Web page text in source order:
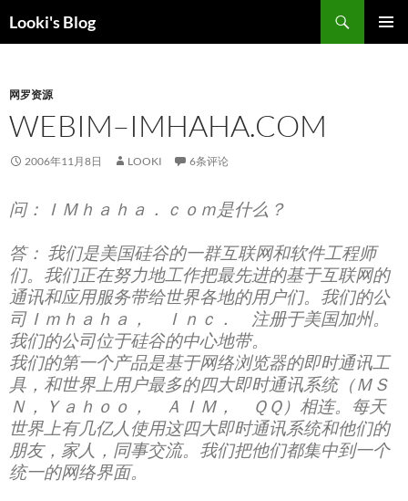
至
正
Looki's Blog
索
网罗资源
WEBIM–IMHAHA.COM
2006年11月8日 LOOKI 6条评论
问：ＩＭｈａｈａ．ｃｏｍ是什么？
答： 我们是美国硅谷的一群互联网和软件工程师
们。我们正在努力地工作把最先进的基于互联网的
通讯和应用服务带给世界各地的用户们。我们的公
司Ｉｍｈａｈａ， Ｉｎｃ． 注册于美国加州。
我们的公司位于硅谷的中心地带。
我们的第一个产品是基于网络浏览器的即时通讯工
具，和世界上用户最多的四大即时通讯系统（ＭＳ
Ｎ，Ｙａｈｏｏ， ＡＩＭ， ＱＱ）相连。每天
世界上有几亿人使用这四大即时通讯系统和他们的
朋友，家人，同事交流。我们把他们都集中到一个
统一的网络界面。